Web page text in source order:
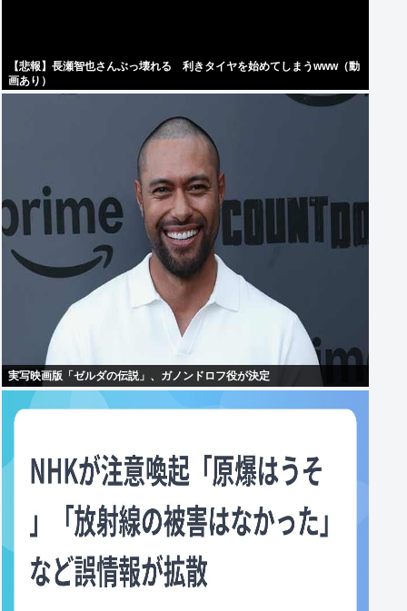
【悲報】長瀬智也さんぶっ壊れる 利きタイヤを始めてしまうwww（動
画あり）
実写映画版「ゼルダの伝説」、ガノンドロフ役が決定